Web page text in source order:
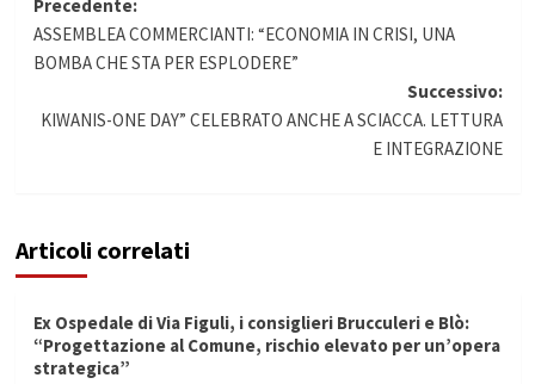
Navigazione
articolo
Precedente:
ASSEMBLEA COMMERCIANTI: “ECONOMIA IN CRISI, UNA
BOMBA CHE STA PER ESPLODERE”
Successivo:
KIWANIS-ONE DAY” CELEBRATO ANCHE A SCIACCA. LETTURA
E INTEGRAZIONE
Articoli correlati
Ex Ospedale di Via Figuli, i consiglieri Brucculeri e Blò:
“Progettazione al Comune, rischio elevato per un’opera
strategica”